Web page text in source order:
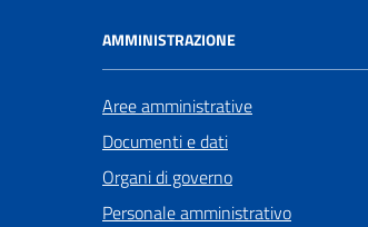
AMMINISTRAZIONE
Aree amministrative
Documenti e dati
Organi di governo
Personale amministrativo